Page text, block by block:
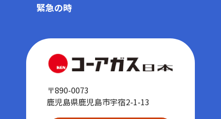
緊急の時
〒890-0073
鹿児島県鹿児島市宇宿2-1-13